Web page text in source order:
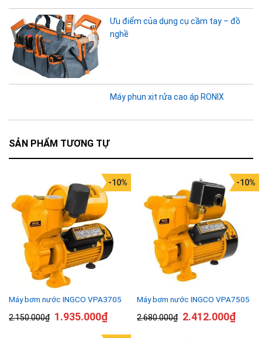
Ưu điểm của dụng cụ cầm tay – đồ
nghề
Máy phun xịt rửa cao áp RONIX
SẢN PHẨM TƯƠNG TỰ
Máy bơm nước INGCO VPA3705
2.150.000₫
-10%
1.935.000₫
Máy bơm nước INGCO VPA7505
2.680.000₫
-10%
2.412.000₫